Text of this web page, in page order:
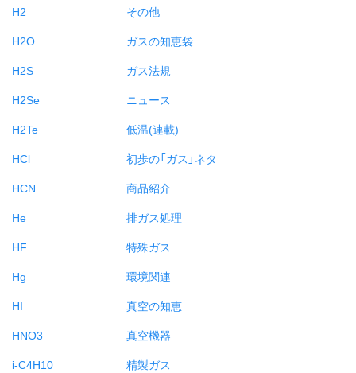
H2
H2O
H2S
H2Se
H2Te
HCl
HCN
He
HF
Hg
HI
HNO3
i-C4H10
その他
ガスの知恵袋
ガス法規
ニュース
低温(連載)
初歩の「ガス」ネタ
商品紹介
排ガス処理
特殊ガス
環境関連
真空の知恵
真空機器
精製ガス